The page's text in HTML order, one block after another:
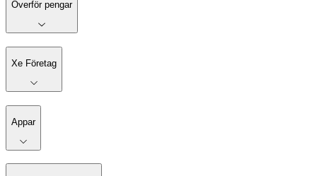
Överför pengar
Xe Företag
Appar